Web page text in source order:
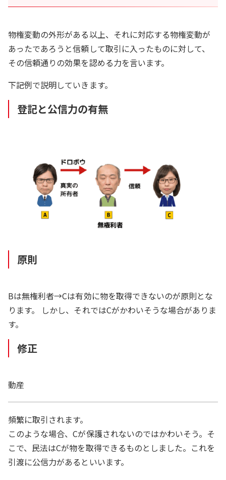
物権変動の外形がある以上、それに対応する物権変動が
あったであろうと信頼して取引に入ったものに対して、
その信頼通りの効果を認める力を言います。
下記例で説明していきます。
登記と公信力の有無
原則
Bは無権利者→Cは有効に物を取得できないのが原則とな
ります。 しかし、それではCがかわいそうな場合がありま
す。
修正
動産
頻繁に取引されます。
このような場合、Cが保護されないのではかわいそう。そ
こで、民法はCが物を取得できるものとしました。これを
引渡に公信力があるといいます。